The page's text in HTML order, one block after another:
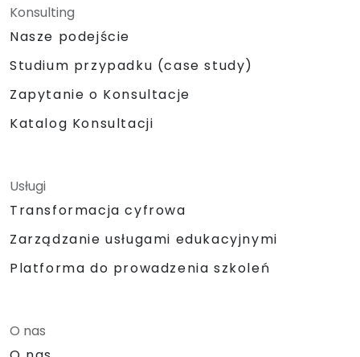
Konsulting
Nasze podejście
Studium przypadku (case study)
Zapytanie o Konsultacje
Katalog Konsultacji
Usługi
Transformacja cyfrowa
Zarządzanie usługami edukacyjnymi
Platforma do prowadzenia szkoleń
O nas